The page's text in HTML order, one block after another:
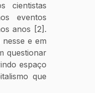
cientistas
eventos
anos [2].
e em
questionar
espaço
que